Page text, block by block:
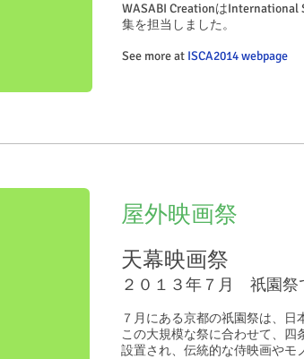
WASABI Creationは
集を担当しました。
See more at ISCA2014 webpage
屋外映画祭
天幕映画祭
２０１３年７月 祇園祭
７月にある京都の祇園祭は、日
この大規模な祭に合わせて、四
設置され、伝統的な侍映画やモ